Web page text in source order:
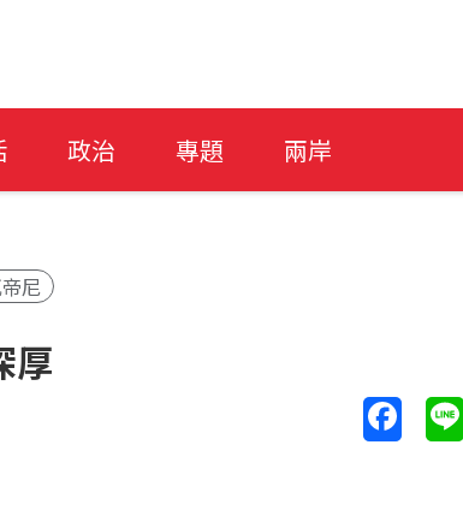
政治 專題 兩岸
尼
厚